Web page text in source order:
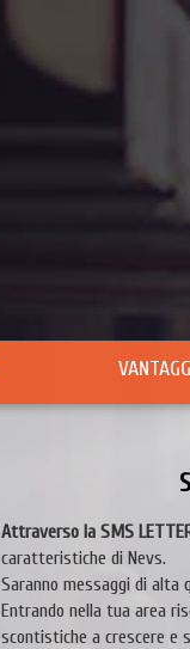
Attraverso la SMS
caratteristiche di Nevs.
Saranno messaggi di alta
Entrando nella tua area
scontistiche a crescere e